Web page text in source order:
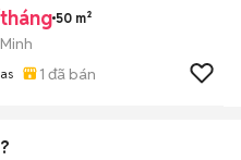
50 m²
1 đã bán